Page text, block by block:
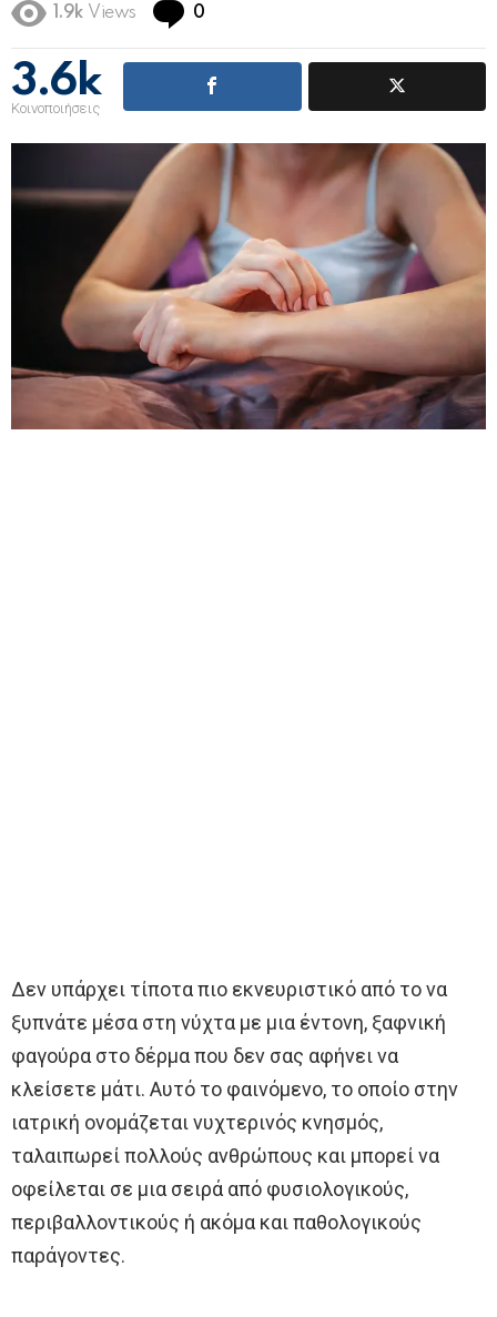
1.9k Views 0
3.6k
Κοινοποιήσεις
Δεν υπάρχει τίποτα πιο εκνευριστικό από το να
ξυπνάτε μέσα στη νύχτα με μια έντονη, ξαφνική
φαγούρα στο δέρμα που δεν σας αφήνει να
κλείσετε μάτι. Αυτό το φαινόμενο, το οποίο στην
ιατρική ονομάζεται νυχτερινός κνησμός,
ταλαιπωρεί πολλούς ανθρώπους και μπορεί να
οφείλεται σε μια σειρά από φυσιολογικούς,
περιβαλλοντικούς ή ακόμα και παθολογικούς
παράγοντες.